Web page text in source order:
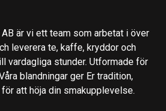
är vi ett team som arbetat i över
leverera te, kaffe, kryddor och
vardagliga stunder. Utformade för
blandningar ger Er tradition,
att höja din smakupplevelse.